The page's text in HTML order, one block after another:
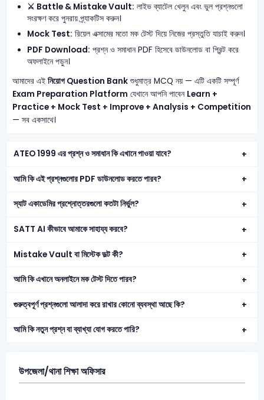
⚔️ Battle & Mistake Vault: লাইভ ব্যাটেল খেলুন এবং ভুল প্রশ্নগুলো
সংরক্ষণ করে পুনরায় প্র্যাকটিস করুন।
Mock Test: রিয়েল এক্সামের মতো মক টেস্ট দিয়ে নিজের প্রস্তুতি যাচাই করুন।
PDF Download: প্রশ্ন ও সমাধান PDF হিসেবে ডাউনলোড বা প্রিন্ট করে
অফলাইনে পড়ুন।
আমাদের এই নিয়োগ Question Bankশুধুমাত্র MCQ নয় — এটি একটি সম্পূর্ণ
Exam Preparation Platform যেখানে আপনি পাবেন Learn +
Practice + Mock Test + Improve + Analysis + Competition
— সব একসাথে।
ATEO 1999 এর প্রশ্ন ও সমাধান কি এখানে পাওয়া যাবে?
আমি কি এই প্রশ্নগুলোর PDF ডাউনলোড করতে পারব?
স্যাট একাডেমির প্রশ্নোত্তরগুলো কতটা নির্ভুল?
SATT AI কীভাবে আমাকে সাহায্য করবে?
Mistake Vault বা মিস্টেক ভল্ট কী?
আমি কি এখানে অনলাইনে মক টেস্ট দিতে পারব?
গুরুত্বপূর্ণ প্রশ্নগুলো আলাদা করে রাখার কোনো ব্যবস্থা আছে কি?
আমি কি নতুন প্রশ্ন বা ব্যাখ্যা যোগ করতে পারি?
উপজেলা/থানা শিক্ষা অফিসার